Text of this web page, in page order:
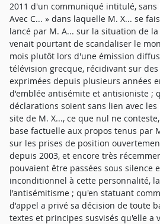
2011 d'un communiqué intitulé, sans
Avec C... » dans laquelle M. X... se
lancé par M. A... sur la situation de la
venait pourtant de scandaliser le
mois plutôt lors d'une émission
télévision grecque, récidivant sur
exprimées depuis plusieurs années
d'emblée antisémite et antisioniste ;
déclarations soient sans lien avec
site de M. X..., ce que nul ne
base factuelle aux propos tenus par
sur les prises de position
depuis 2003, et encore très
pouvaient être passées sous silence
inconditionnel à cette personnalité,
l'antisémitisme ; qu'en statuant
d'appel a privé sa décision de toute
textes et principes susvisés qu'elle a